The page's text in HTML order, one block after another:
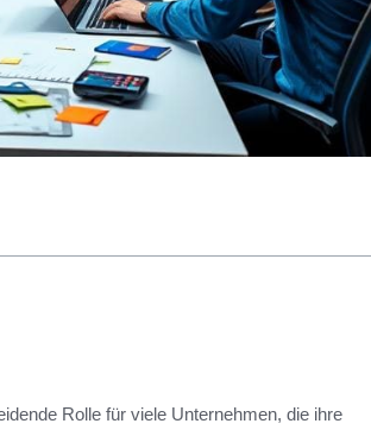
Rolle für viele Unternehmen, die ihre